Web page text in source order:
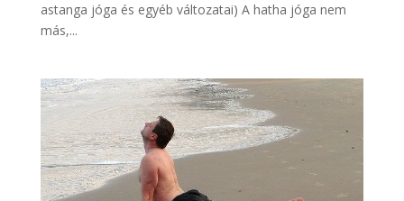
astanga jóga és egyéb változatai) A hatha jóga nem
más,...